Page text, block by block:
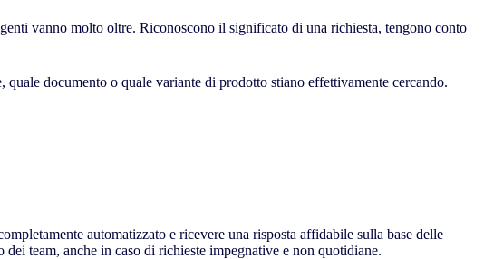
vanno molto oltre. Riconoscono il significato di una richiesta, tengono conto
documento o quale variante di prodotto stiano effettivamente cercando.
automatizzato e ricevere una risposta affidabile sulla base delle
team, anche in caso di richieste impegnative e non quotidiane.